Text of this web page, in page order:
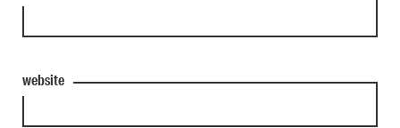
website